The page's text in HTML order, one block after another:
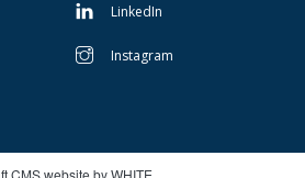
LinkedIn
Instagram
CMS website by WHITE